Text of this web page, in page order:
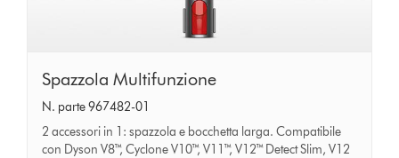
Spazzola
Multifunzione
Spazzola Multifunzione
N. parte 967482-01
2 accessori in 1: spazzola e bocchetta larga. Compatibile
con Dyson V8™, Cyclone V10™, V11™, V12™ Detect Slim, V12